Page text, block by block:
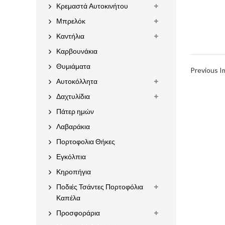
Previous
Κρεμαστά Αυτοκινήτου
Μπρελόκ
Καντήλια
Καρβουνάκια
Θυμιάματα
Αυτοκόλλητα
Δαχτυλίδια
Πάτερ ημών
Λαβαράκια
Πορτοφολια Θήκες
Εγκόλπια
Κηροπήγια
Ποδιές Τσάντες Πορτοφόλια
Καπέλα
Προσφοράρια